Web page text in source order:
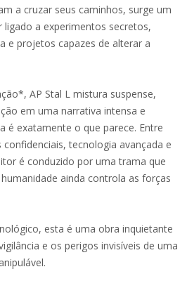
a cruzar seus caminhos, surge um
ligado a experimentos secretos,
e projetos capazes de alterar a
AP Stal L mistura suspense,
em uma narrativa intensa e
é exatamente o que parece. Entre
tecnologia avançada e
é conduzido por uma trama que
ainda controla as forças
esta é uma obra inquietante
e os perigos invisíveis de uma